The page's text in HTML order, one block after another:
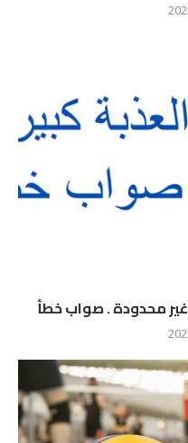
محدودة . صواب خطأ